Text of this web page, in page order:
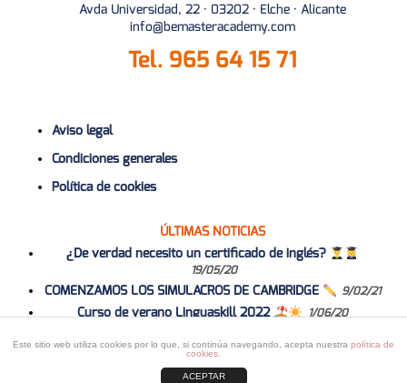
Este sitio web utiliza cookies por lo que, si continúa navegando, acepta nuestra política de
cookies
ACEPTAR
Avda Universidad, 22 · 03202 · Elche · Alicante
info@bemasteracademy.com
Tel. 965 64 15 71
Aviso legal
Condiciones generales
Política de cookies
ÚLTIMAS NOTICIAS
¿De verdad necesito un certificado de inglés?
19/05/20
COMENZAMOS LOS SIMULACROS DE CAMBRIDGE 9/02/21
Curso de verano Linguaskill 2022 1/06/20